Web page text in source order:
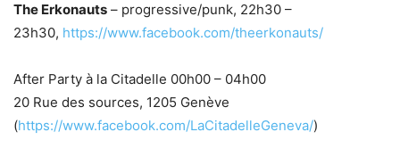
The Erkonauts – progressive/punk, 22h30 –
23h30, https://www.facebook.com/theerkonauts/
After Party à la Citadelle 00h00 – 04h00
20 Rue des sources, 1205 Genève
(https://www.facebook.com/LaCitadelleGeneva/)